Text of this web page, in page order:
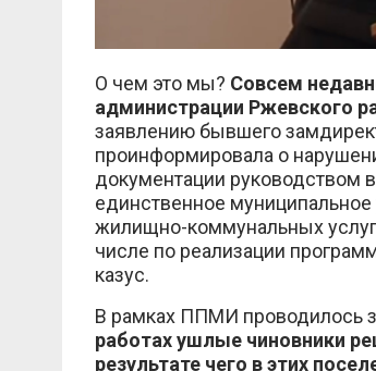
О чем это мы? Совсем
администрации Ржевского
заявлению бывшего
проинформировала о
документации руководством
единственное
жилищно-коммунальных
числе по реализации
казус.
В рамках ППМИ проводилось
работах ушлые чиновники
результате чего в этих